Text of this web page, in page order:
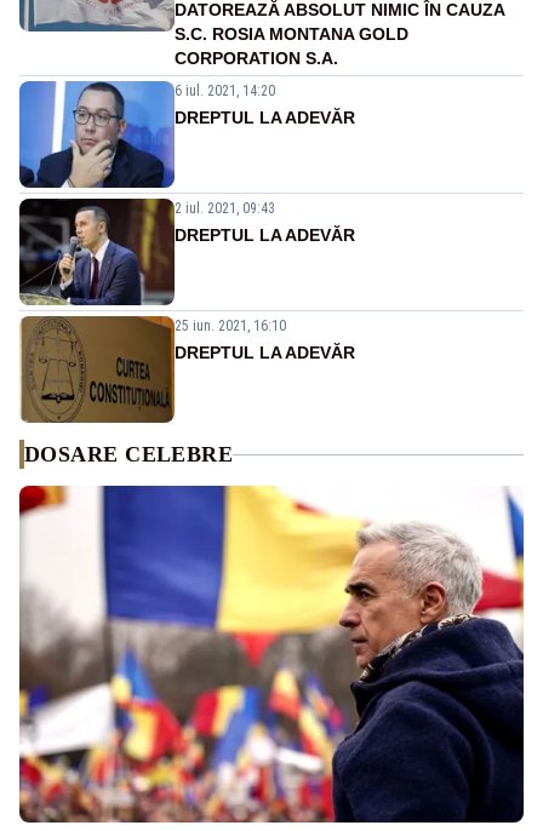
DATOREAZĂ ABSOLUT NIMIC ÎN CAUZA
S.C. ROSIA MONTANA GOLD
CORPORATION S.A.
6 iul. 2021, 14:20
DREPTUL LA ADEVĂR
2 iul. 2021, 09:43
DREPTUL LA ADEVĂR
25 iun. 2021, 16:10
DREPTUL LA ADEVĂR
DOSARE CELEBRE